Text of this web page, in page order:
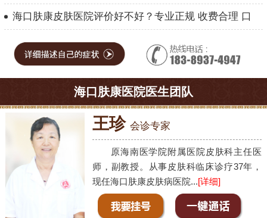
海口肤康皮肤医院评价好不好？专业正规 收费合理 口
海口肤康医院医生团队
王珍 会诊专家
原海南医学院附属医院皮肤科主任医
师，副教授。从事皮肤科临床诊疗37年，
现任海口肤康皮肤病医院...[详细]